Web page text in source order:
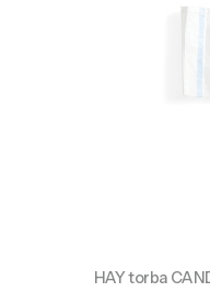
HAY torba